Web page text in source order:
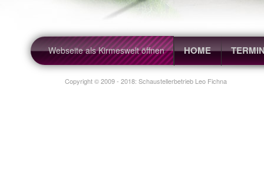
Schaustellerbetrieb Leo Fichna,
Webseite als Kirmeswelt öffnen HOME
Copyright © 2009 - 2018: Schaustellerbetrieb Leo Fichna